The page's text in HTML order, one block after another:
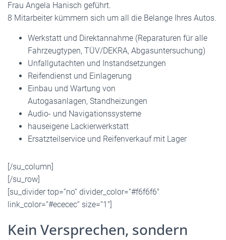
Frau Angela Hanisch geführt.
8 Mitarbeiter kümmern sich um all die Belange Ihres Autos.
Werkstatt und Direktannahme (Reparaturen für alle
Fahrzeugtypen, TÜV/DEKRA, Abgasuntersuchung)
Unfallgutachten und Instandsetzungen
Reifendienst und Einlagerung
Einbau und Wartung von
Autogasanlagen, Standheizungen
Audio- und Navigationssysteme
hauseigene Lackierwerkstatt
Ersatzteilservice und Reifenverkauf mit Lager
[/su_column]
[/su_row]
[su_divider top=“no“ divider_color=“#f6f6f6″
link_color=“#ececec“ size=“1″]
Kein Versprechen, sondern